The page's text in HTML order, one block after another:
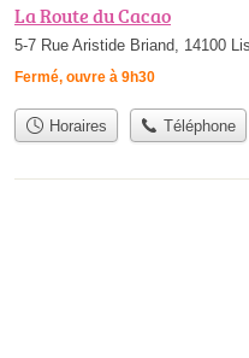
La Route du Cacao
5-7 Rue Aristide Briand, 14100
Fermé, ouvre à 9h30
Horaires Téléphone